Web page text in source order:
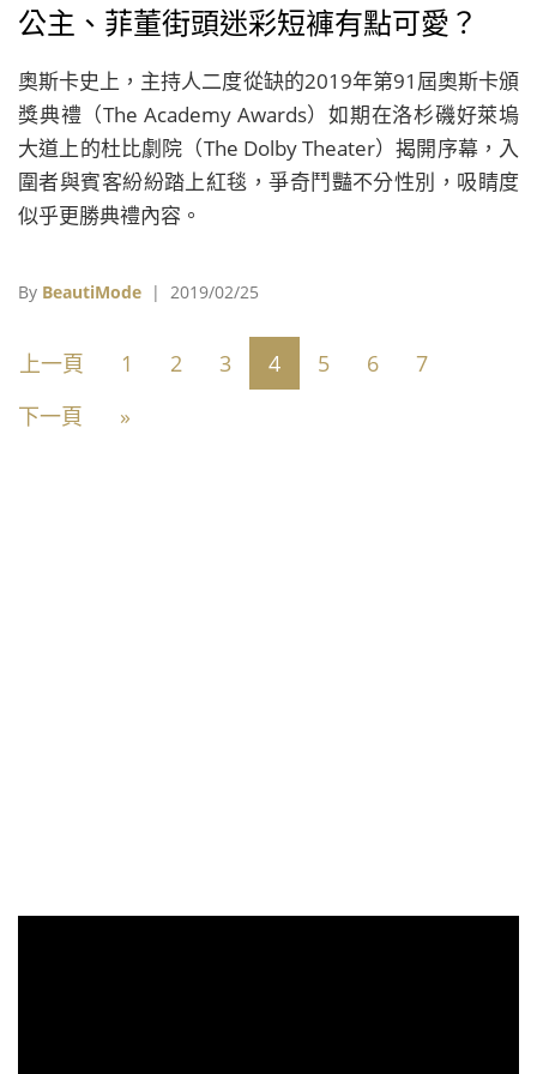
公主、菲董街頭迷彩短褲有點可愛？
奧斯卡史上，主持人二度從缺的2019年第91屆奧斯卡頒
獎典禮（The Academy Awards）如期在洛杉磯好萊塢
大道上的杜比劇院（The Dolby Theater）揭開序幕，入
圍者與賓客紛紛踏上紅毯，爭奇鬥豔不分性別，吸睛度
似乎更勝典禮內容。
By BeautiMode | 2019/02/25
上一頁 1 2 3 4 5 6
7
下一頁
»